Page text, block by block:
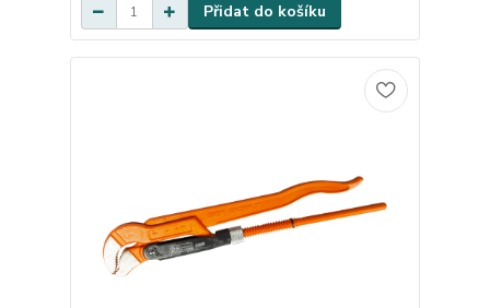
Přidat do košíku